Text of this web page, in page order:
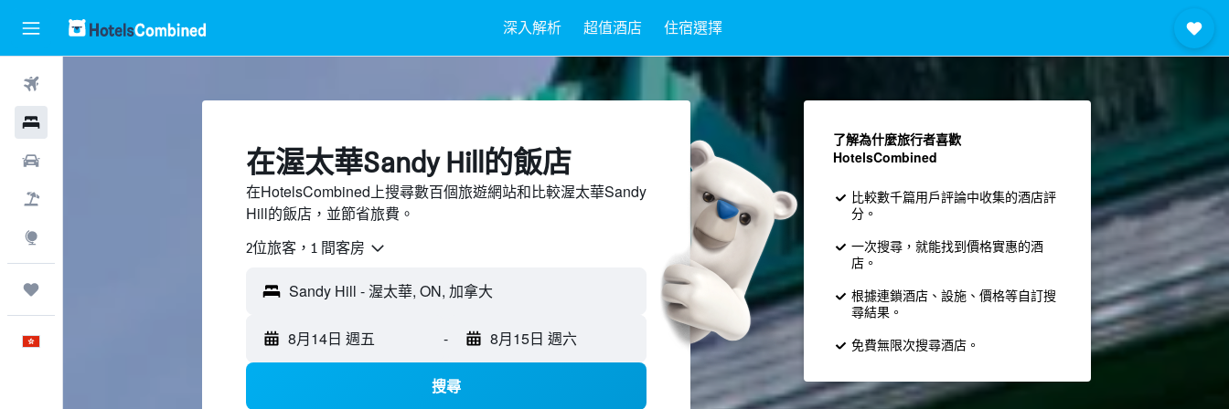
深入解析 超值酒店 住宿選擇
​在渥太華Sandy Hill​的飯店
在HotelsCombined上搜尋數百個旅遊網站和比較渥太華Sandy
Hill的飯店，並節省旅費。
2位旅客，1 間客房
8月14日 週五 - 8月15日 週六
搜尋
了解為什麼旅行者喜歡
HotelsCombined
比較數千篇用戶評論中收集的酒店評
分。
一次搜尋，就能找到價格實惠的酒
店。
根據連鎖酒店、設施、價格等自訂搜
尋結果。
免費無限次搜尋酒店。